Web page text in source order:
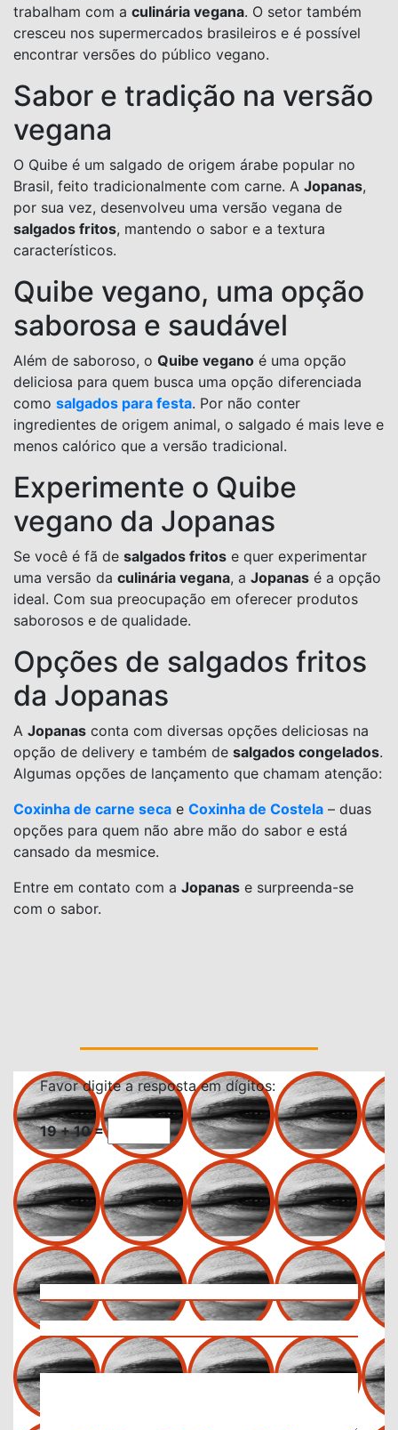
trabalham com a culinária vegana. O setor também
cresceu nos supermercados brasileiros e é possível
encontrar versões do público vegano.
Sabor e tradição na versão
vegana
O Quibe é um salgado de origem árabe popular no
Brasil, feito tradicionalmente com carne. A Jopanas,
por sua vez, desenvolveu uma versão vegana de
salgados fritos, mantendo o sabor e a textura
característicos.
Quibe vegano, uma opção
saborosa e saudável
Além de saboroso, o Quibe vegano é uma opção
deliciosa para quem busca uma opção diferenciada
como salgados para festa. Por não conter
ingredientes de origem animal, o salgado é mais leve e
menos calórico que a versão tradicional.
Experimente o Quibe
vegano da Jopanas
Se você é fã de salgados fritos e quer experimentar
uma versão da culinária vegana, a Jopanas é a opção
ideal. Com sua preocupação em oferecer produtos
saborosos e de qualidade.
Opções de salgados fritos
da Jopanas
A Jopanas conta com diversas opções deliciosas na
opção de delivery e também de salgados congelados.
Algumas opções de lançamento que chamam atenção:
Coxinha de carne seca e Coxinha de Costela – duas
opções para quem não abre mão do sabor e está
cansado da mesmice.
Entre em contato com a Jopanas e surpreenda-se
com o sabor.
Favor digite a resposta em dígitos:
19 + 10 =